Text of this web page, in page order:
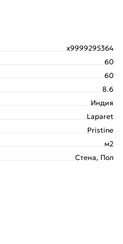
х9999295364
60
60
8.6
Индия
Laparet
Pristine
м2
Стена, Пол